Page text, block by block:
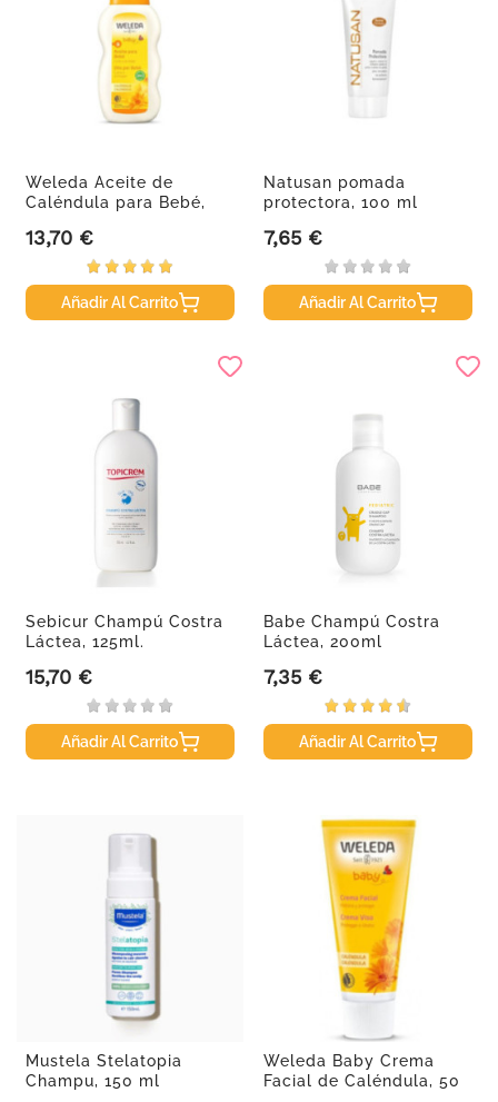
Weleda Aceite de
Caléndula para Bebé,
Precio
13,70 €
Añadir Al Carrito
Natusan pomada
protectora, 100 ml
Precio
7,65 €
Añadir Al Carrito
Sebicur Champú Costra
Láctea, 125ml.
Precio
15,70 €
Añadir Al Carrito
Babe Champú Costra
Láctea, 200ml
Precio
7,35 €
Añadir Al Carrito
Mustela Stelatopia
Champu, 150 ml
Weleda Baby Crema
Facial de Caléndula, 50